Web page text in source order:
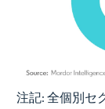
画像 © Mordor
注記: 全個別セ